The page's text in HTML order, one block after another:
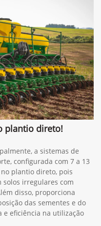
plantio direto!
a sistemas de
configurada com 7 a 13
plantio direto, pois
solos irregulares com
disso, proporciona
das sementes e do
e eficiência na utilização